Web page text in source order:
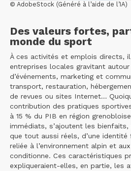
© AdobeStock (Généré à l’aide de l’IA)
Des valeurs fortes,
monde du sport
À ces activités et emplois directs,
entreprises locales gravitant
d’événements, marketing et
transport, restauration,
de revues ou sites Internet…
contribution des pratiques
à 15 % du PIB en région
immédiats, s’ajoutent les
que tout aussi réels, d’une
reliée à l’environnement alpin et
conditionne. Ces caractéristiques
expliqueraient-elles, en partie, les